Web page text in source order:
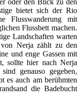
oder den Blick zu den
bietet sich der Rio
Flusswanderung mit
Flussbett machen.
Landschaften warten
Nerja zählt zu den
und enge Gassen mit
sollte hier nach Nerja
genauso gegeben,
es auch am berühmten
die Badebucht